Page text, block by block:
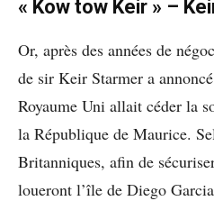
« Kow tow Keir » –
Or, après des années de
de sir Keir Starmer a
Royaume Uni allait céder la
la République de Maurice.
Britanniques, afin de
loueront l’île de Diego